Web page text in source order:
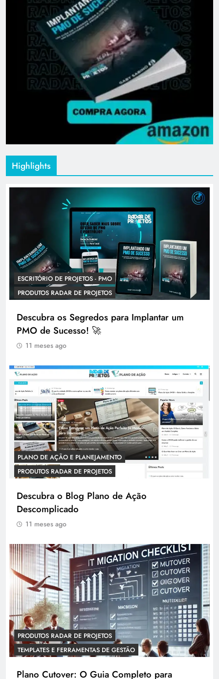
Highlights
ESCRITÓRIO DE PROJETOS - PMO
PRODUTOS RADAR DE PROJETOS
Descubra os Segredos para Implantar um
PMO de Sucesso! 🚀
11 meses ago
PLANO DE AÇÃO E PLANEJAMENTO
PRODUTOS RADAR DE PROJETOS
Descubra o Blog Plano de Ação
Descomplicado
11 meses ago
PRODUTOS RADAR DE PROJETOS
TEMPLATES E FERRAMENTAS DE GESTÃO
Plano Cutover: O Guia Completo para